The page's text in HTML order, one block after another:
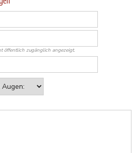
öffentlich zugänglich angezeigt.